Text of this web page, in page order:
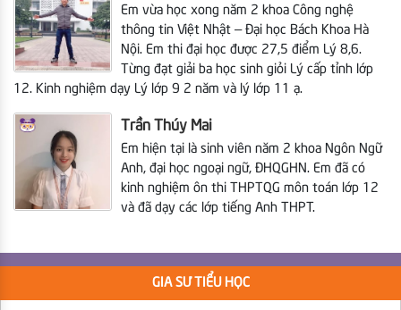
Em vừa học xong năm 2 khoa Công nghệ
thông tin Việt Nhật – Đại học Bách Khoa Hà
Nội. Em thi đại học được 27,5 điểm Lý 8,6.
Từng đạt giải ba học sinh giỏi Lý cấp tỉnh lớp
12. Kinh nghiệm dạy Lý lớp 9 2 năm và lý lớp 11 ạ.
Trần Thúy Mai
Em hiện tại là sinh viên năm 2 khoa Ngôn Ngữ
Anh, đại học ngoại ngữ, ĐHQGHN. Em đã có
kinh nghiệm ôn thi THPTQG môn toán lớp 12
và đã dạy các lớp tiếng Anh THPT.
GIA SƯ TIỂU HỌC